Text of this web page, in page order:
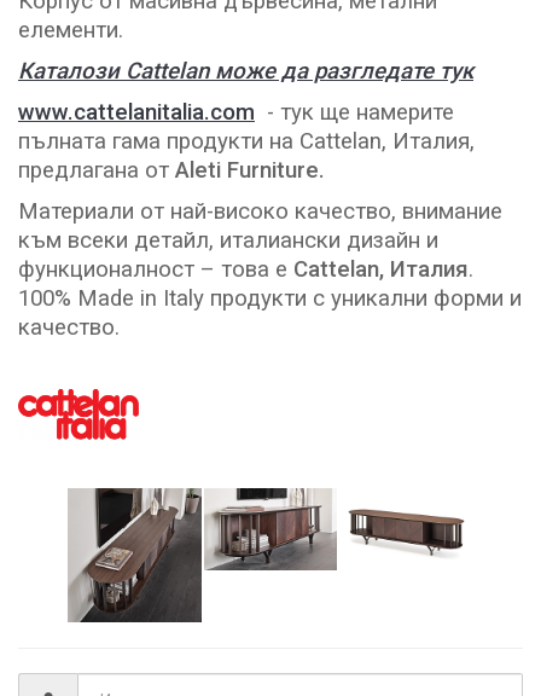
елементи.
Каталози Cattelan може да разгледате тук
www.cattelanitalia.com - тук ще намерите
пълната гама продукти на Cattelan, Италия,
предлагана от Aleti Furniture.
Материали от най-високо качество, внимание
към всеки детайл, италиански дизайн и
функционалност – това е Cattelan, Италия.
100% Made in Italy продукти с уникални форми и
качество.